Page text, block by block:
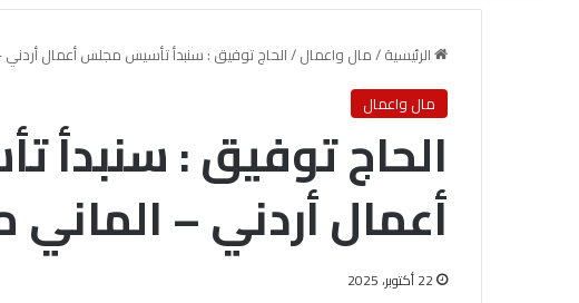
الرئيسية/مال واعمال/الحاج توفيق : سنبدأ تأسيس مجلس أعمال
مال واعمال
الحاج توفيق :
أعمال أردني –
22 أكتوبر، 2025